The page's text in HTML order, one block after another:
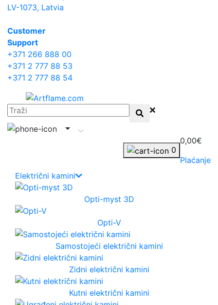
LV-1073, Latvia
Сustomer
Support
+371 266 888 00
+371 2 777 88 53
+371 2 777 88 54
0
0,00€
Plaćanje
Električni kamini
Opti-myst 3D
Opti-V
Samostojeći električni kamini
Zidni električni kamini
Kutni električni kamini